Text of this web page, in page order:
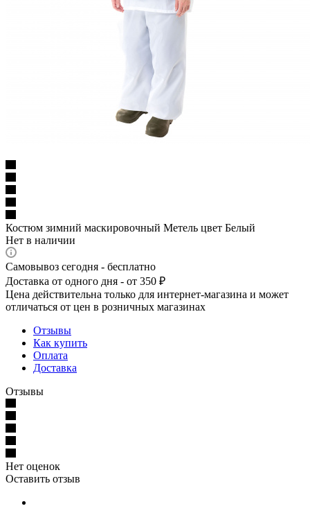
Костюм зимний маскировочный Метель цвет Белый
Нет в наличии
Самовывоз сегодня - бесплатно
Доставка от одного дня - от 350 ₽
Цена действительна только для интернет-магазина и может
отличаться от цен в розничных магазинах
Отзывы
Как купить
Оплата
Доставка
Отзывы
Нет оценок
Оставить отзыв